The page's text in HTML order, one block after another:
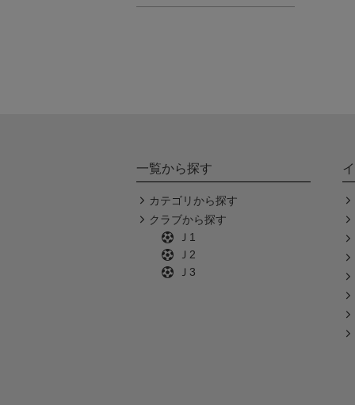
一覧から探す
カテゴリから探す
クラブから探す
Ｊ1
Ｊ2
Ｊ3